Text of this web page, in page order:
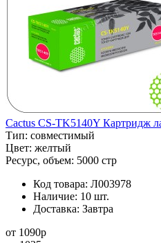
Cactus CS-TK5140Y Картридж
Тип: совместимый
Цвет: желтый
Ресурс, объем: 5000 стр
Код товара: Л003978
Наличие: 10 шт.
Доставка: Завтра
от 1090p